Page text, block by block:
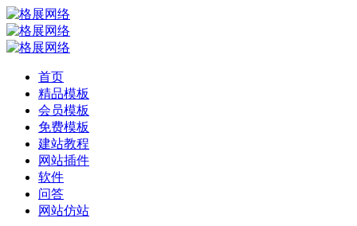
首页
精品模板
会员模板
免费模板
建站教程
网站插件
软件
问答
网站仿站